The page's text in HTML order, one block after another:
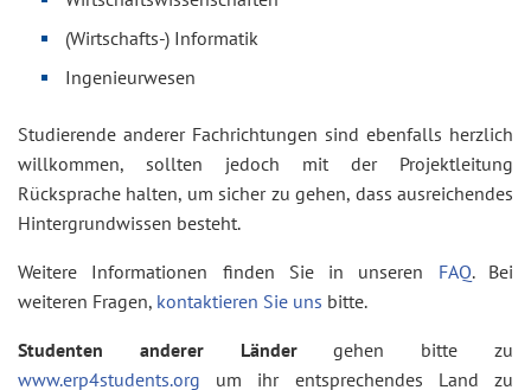
(Wirtschafts-) Informatik
Ingenieurwesen
Studierende anderer Fachrichtungen sind ebenfalls herzlich
willkommen, sollten jedoch mit der Projektleitung
Rücksprache halten, um sicher zu gehen, dass ausreichendes
Hintergrundwissen besteht.
Weitere Informationen finden Sie in unseren FAQ. Bei
weiteren Fragen, kontaktieren Sie uns bitte.
Studenten anderer Ländergehen bitte zu
www.erp4students.org um ihr entsprechendes Land zu